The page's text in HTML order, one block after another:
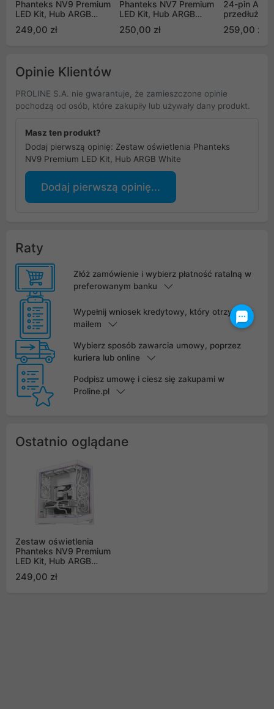
Phanteks NV9 Premium
LED Kit, Hub ARGB
249,00 zł
Phanteks NV7 Premium
LED Kit, Hub ARGB
250,00 zł
24-pin
(PW24-1W)
259,00 zł
Opinie Klientów
PROLINE S.A. nie gwarantuje, że zamieszczone opinie
pochodzą od osób, które zakupiły lub używały dany produkt.
Masz ten produkt?
Dodaj pierwszą opinię: Zestaw oświetlenia Phanteks
NV9 Premium LED Kit, Hub ARGB White
Dodaj pierwszą opinię...
Raty
Złóż zamówienie i wybierz płatność ratalną w
preferowanym banku
Wypełnij wniosek kredytowy, który otrzymasz
mailem
Wybierz sposób zawarcia umowy, poprzez
kuriera lub online
Podpisz umowę i ciesz się zakupami w
Proline.pl
Ostatnio oglądane
Zestaw oświetlenia
Phanteks NV9 Premium
LED Kit, Hub ARGB
249,00 zł